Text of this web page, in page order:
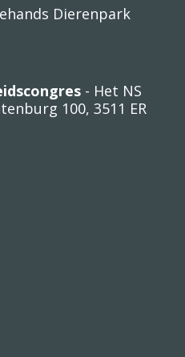
Dierenpark
- Het NS
100, 3511 ER